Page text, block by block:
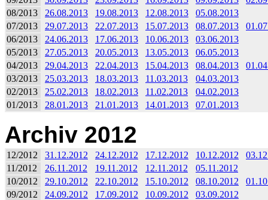
08/2013
26.08.2013 19.08.2013 12.08.2013
05.08.2013
07/2013
29.07.2013 22.07.2013 15.07.2013 08.07.2013
06/2013
24.06.2013 17.06.2013 10.06.2013
03.06.2013
05/2013
27.05.2013 20.05.2013 13.05.2013
06.05.2013
04/2013
29.04.2013 22.04.2013 15.04.2013 08.04.2013
03/2013
25.03.2013 18.03.2013 11.03.2013
04.03.2013
02/2013
25.02.2013 18.02.2013 11.02.2013
04.02.2013
01/2013
28.01.2013 21.01.2013 14.01.2013 07.01.2013
Archiv 2012
12/2012 31.12.2012 24.12.2012 17.12.2012 10.12.2012
11/2012
26.11.2012 19.11.2012 12.11.2012
05.11.2012
10/2012
29.10.2012 22.10.2012 15.10.2012 08.10.2012
09/2012
24.09.2012 17.09.2012 10.09.2012
03.09.2012